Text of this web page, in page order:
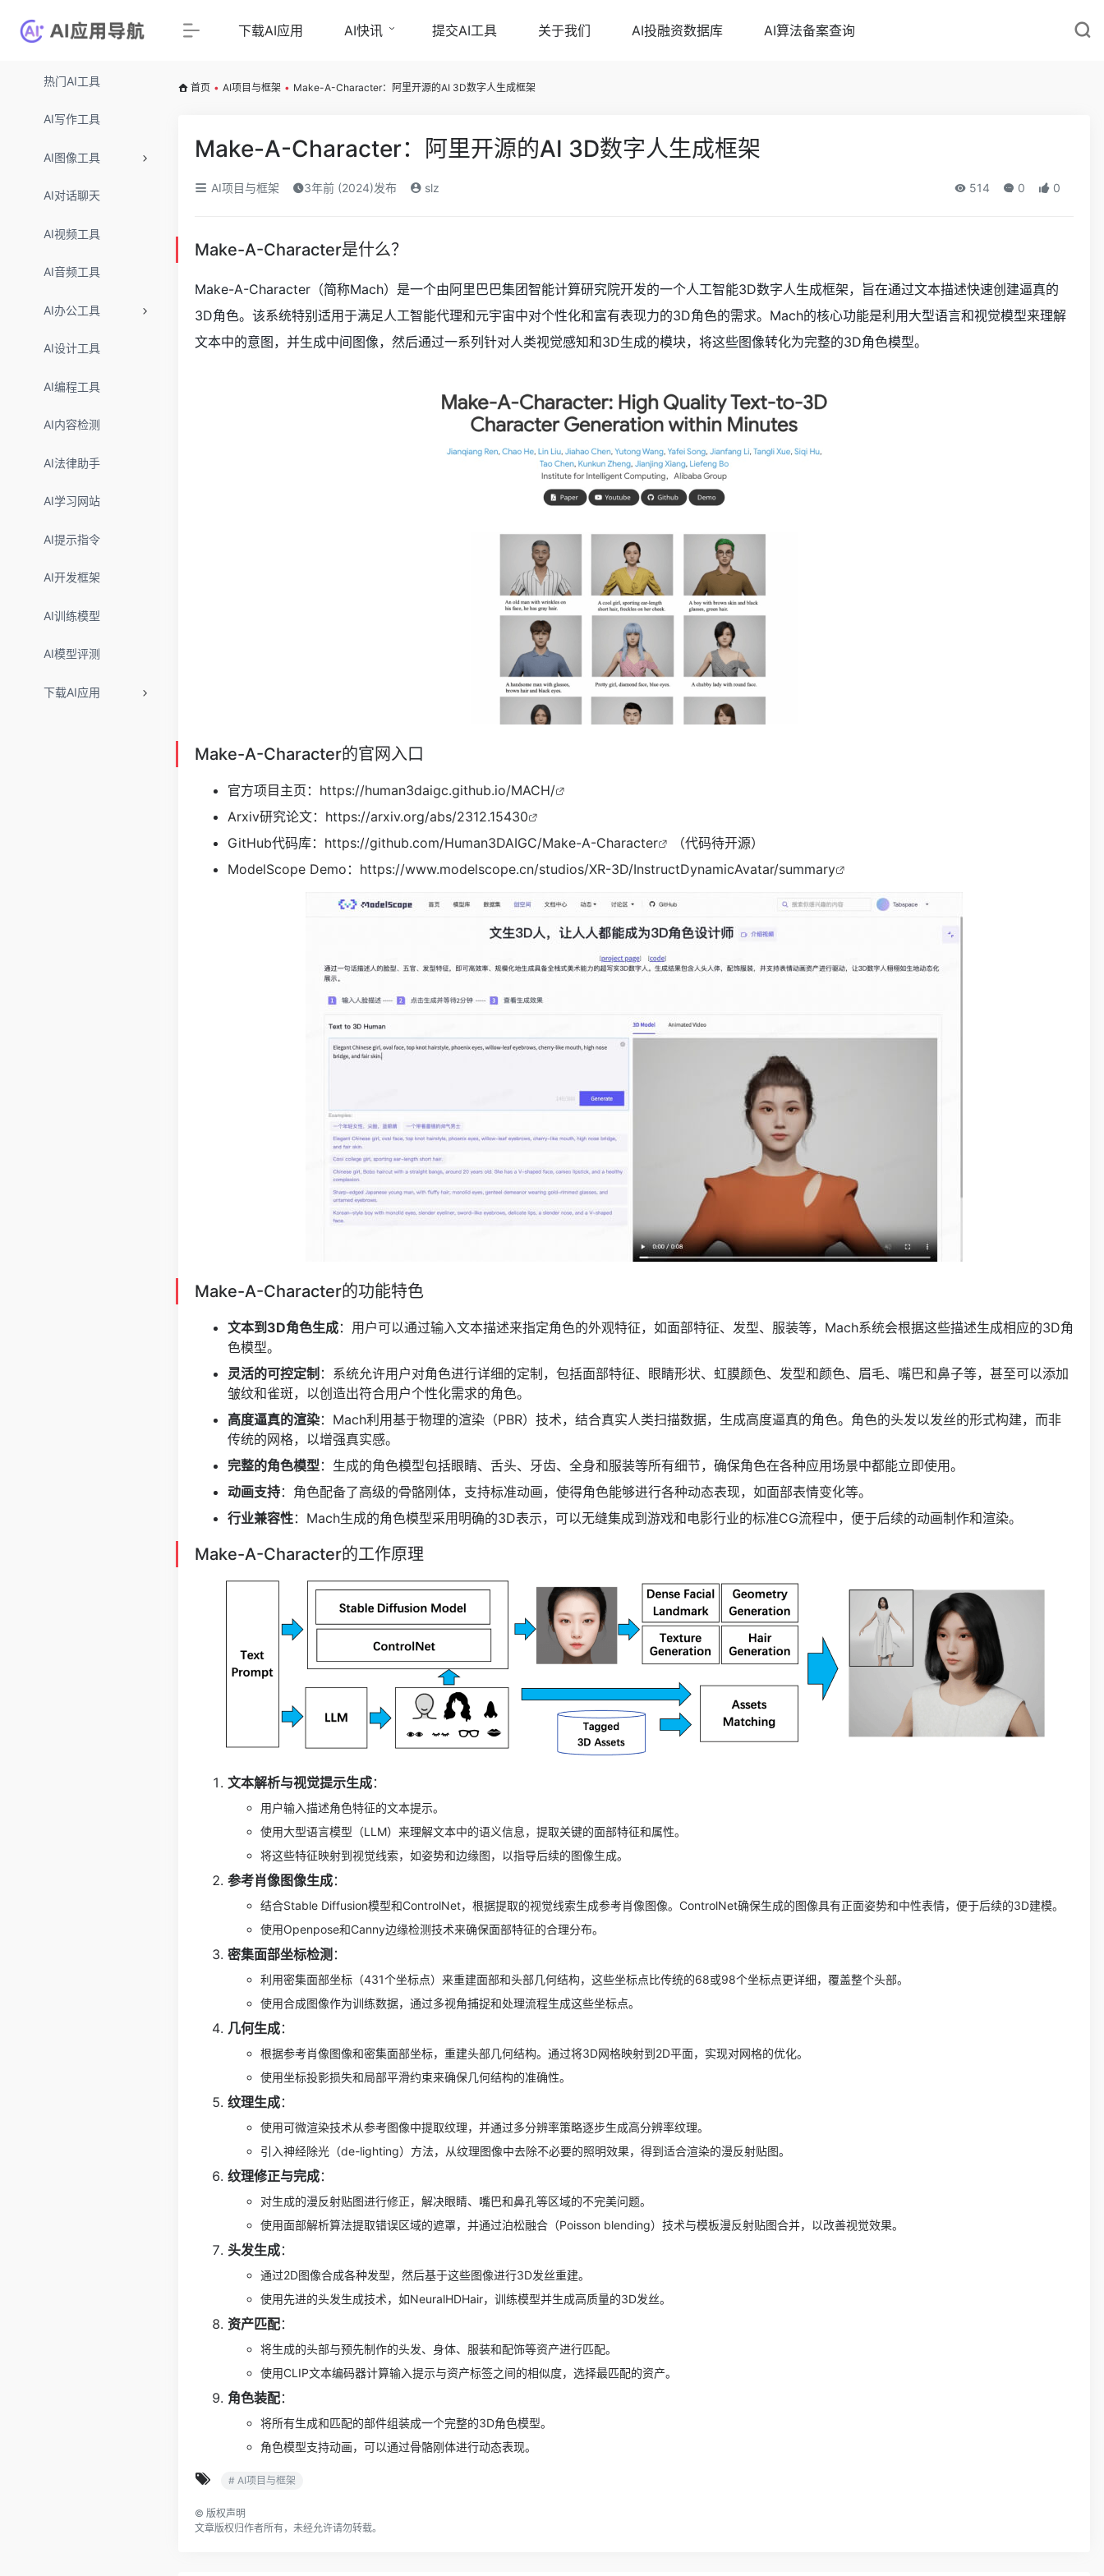
热门AI工具
AI写作工具
AI图像工具
AI对话聊天
AI视频工具
AI音频工具
AI办公工具
AI设计工具
AI编程工具
AI内容检测
AI法律助手
AI学习网站
AI提示指令
AI开发框架
AI训练模型
AI模型评测
下载AI应用
下载AI应用 AI快讯 提交AI工具 关于我们 AI投融资数据库 AI算法备案查询
首页 • AI项目与框架 • Make-A-Character：阿里开源的AI 3D数字人生成框架
Make-A-Character：阿里开源的AI 3D数字人生成框架
AI项目与框架 3年前 (2024)发布 slz 514 0 0
Make-A-Character是什么？
Make-A-Character（简称Mach）是一个由阿里巴巴集团智能计算研究院开发的一个人工智能3D数字人生成框架，旨在通过文本描述快速创建逼真的
3D角色。该系统特别适用于满足人工智能代理和元宇宙中对个性化和富有表现力的3D角色的需求。Mach的核心功能是利用大型语言和视觉模型来理解
文本中的意图，并生成中间图像，然后通过一系列针对人类视觉感知和3D生成的模块，将这些图像转化为完整的3D角色模型。
Make-A-Character的官网入口
官方项目主页： https://human3daigc.github.io/MACH/
Arxiv研究论文： https://arxiv.org/abs/2312.15430
GitHub代码库： https://github.com/Human3DAIGC/Make-A-Character
（代码待开源）
ModelScope Demo： https://www.modelscope.cn/studios/XR-3D/InstructDynamicAvatar/summary
Make-A-Character的功能特色
文本到3D角色生成：用户可以通过输入文本描述来指定角色的外观特征，如面部特征、发型、服装等，Mach系统会根据这些描述生成相应的3D角
色模型。
灵活的可控定制 ：系统允许用户对角色进行详细的定制，包括面部特征、眼睛形状、虹膜颜色、发型和颜色、眉毛、嘴巴和鼻子等，甚至可以添加
皱纹和雀斑，以创造出符合用户个性化需求的角色。
高度逼真的渲染：Mach利用基于物理的渲染（PBR）技术，结合真实人类扫描数据，生成高度逼真的角色。角色的头发以发丝的形式构建，而非
传统的网格，以增强真实感。
完整的角色模型：生成的角色模型包括眼睛、舌头、牙齿、全身和服装等所有细节，确保角色在各种应用场景中都能立即使用。
动画支持：角色配备了高级的骨骼刚体，支持标准动画，使得角色能够进行各种动态表现，如面部表情变化等。
行业兼容性：Mach生成的角色模型采用明确的3D表示，可以无缝集成到游戏和电影行业的标准CG流程中，便于后续的动画制作和渲染。
Make-A-Character的工作原理
文本解析与视觉提示生成：
用户输入描述角色特征的文本提示。
使用大型语言模型（LLM）来理解文本中的语义信息，提取关键的面部特征和属性。
将这些特征映射到视觉线索，如姿势和边缘图，以指导后续的图像生成。
参考肖像图像生成：
结合Stable Diffusion模型和ControlNet，根据提取的视觉线索生成参考肖像图像。ControlNet确保生成的图像具有正面姿势和中性表情，便于后续的3D建模。
使用Openpose和Canny边缘检测技术来确保面部特征的合理分布。
密集面部坐标检测 ：
利用密集面部坐标（431个坐标点）来重建面部和头部几何结构，这些坐标点比传统的68或98个坐标点更详细，覆盖整个头部。
使用合成图像作为训练数据，通过多视角捕捉和处理流程生成这些坐标点。
几何生成：
根据参考肖像图像和密集面部坐标，重建头部几何结构。通过将3D网格映射到2D平面，实现对网格的优化。
使用坐标投影损失和局部平滑约束来确保几何结构的准确性。
纹理生成：
使用可微渲染技术从参考图像中提取纹理，并通过多分辨率策略逐步生成高分辨率纹理。
引入神经除光（de-lighting）方法，从纹理图像中去除不必要的照明效果，得到适合渲染的漫反射贴图。
纹理修正与完成：
对生成的漫反射贴图进行修正，解决眼睛、嘴巴和鼻孔等区域的不完美问题。
使用面部解析算法提取错误区域的遮罩，并通过泊松融合（Poisson blending）技术与模板漫反射贴图合并，以改善视觉效果。
头发生成：
通过2D图像合成各种发型，然后基于这些图像进行3D发丝重建。
使用先进的头发生成技术，如NeuralHDHair，训练模型并生成高质量的3D发丝。
资产匹配：
将生成的头部与预先制作的头发、身体、服装和配饰等资产进行匹配。
使用CLIP文本编码器计算输入提示与资产标签之间的相似度，选择最匹配的资产。
角色装配：
将所有生成和匹配的部件组装成一个完整的3D角色模型。
角色模型支持动画，可以通过骨骼刚体进行动态表现。
# AI项目与框架
© 版权声明
文章版权归作者所有，未经允许请勿转载。